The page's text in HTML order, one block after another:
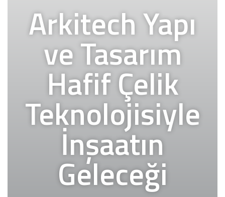
Arkitech Yapı
ve Tasarım
Hafif Çelik
Teknolojisiyle
İnşaatın
Geleceği